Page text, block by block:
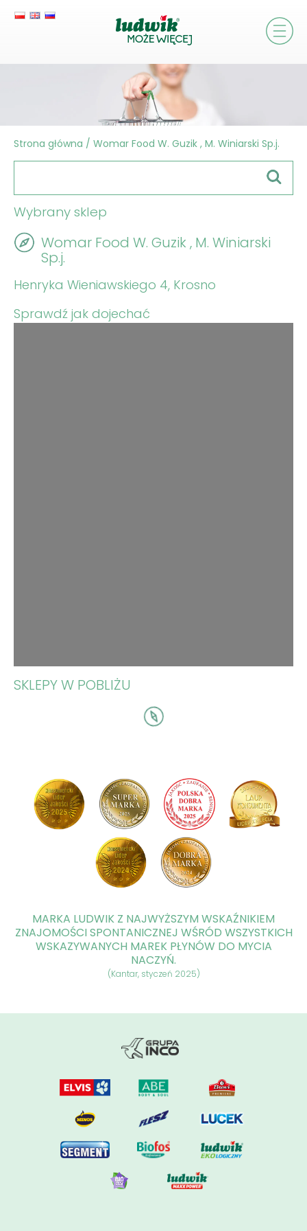
Strona główna / Womar Food W. Guzik , M. Winiarski Sp.j.
Wybrany sklep
Womar Food W. Guzik , M. Winiarski
Sp.j.
Henryka Wieniawskiego 4, Krosno
Sprawdź jak dojechać
SKLEPY W POBLIŻU
MARKA LUDWIK Z NAJWYŻSZYM WSKAŹNIKIEM
ZNAJOMOŚCI SPONTANICZNEJ WŚRÓD WSZYSTKICH
WSKAZYWANYCH MAREK PŁYNÓW DO MYCIA
NACZYŃ.
(Kantar, styczeń 2025)